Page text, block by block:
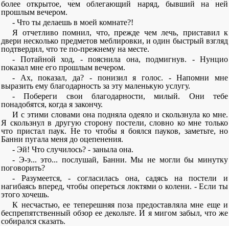
более открытое, чем облегающий наряд, бывший на ней
прошлым вечером.
- Что ты делаешь в моей комнате?!
Я отчетливо помнил, что, прежде чем лечь, приставил к
двери несколько предметов меблировки, и один быстрый взгляд
подтвердил, что те по-прежнему на месте.
- Потайной ход, - пояснила она, подмигнув. - Нунцио
показал мне его прошлым вечером.
- Ах, показал, да? - понизил я голос. - Напомни мне
выразить ему благодарность за эту маленькую услугу.
- Побереги свои благодарности, милый. Они тебе
понадобятся, когда я закончу.
И с этими словами она подняла одеяло и скользнула ко мне.
Я скользнул в другую сторону постели, словно ко мне только
что пристал паук. Не то чтобы я боялся пауков, заметьте, но
Банни пугала меня до оцепенения.
- Эй! Что случилось? - заныла она.
- Э-э... это... послушай, Банни. Мы не могли бы минутку
поговорить?
- Разумеется, - согласилась она, садясь на постели и
нагибаясь вперед, чтобы опереться локтями о колени. - Если ты
этого хочешь.
К несчастью, ее теперешняя поза предоставляла мне еще и
беспрепятственный обзор ее декольте. И я мигом забыл, что же
собирался сказать.